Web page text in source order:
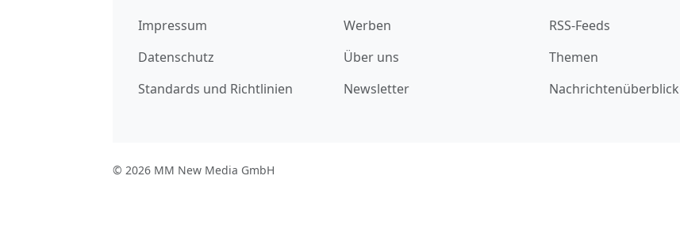
Impressum
Datenschutz
Standards und Richtlinien
Werben
Über uns
Newsletter
RSS-Feeds
Themen
Nachrichtenüberblick
© 2026 MM New Media GmbH